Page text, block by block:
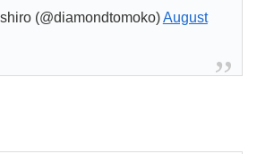
(@diamondtomoko)August